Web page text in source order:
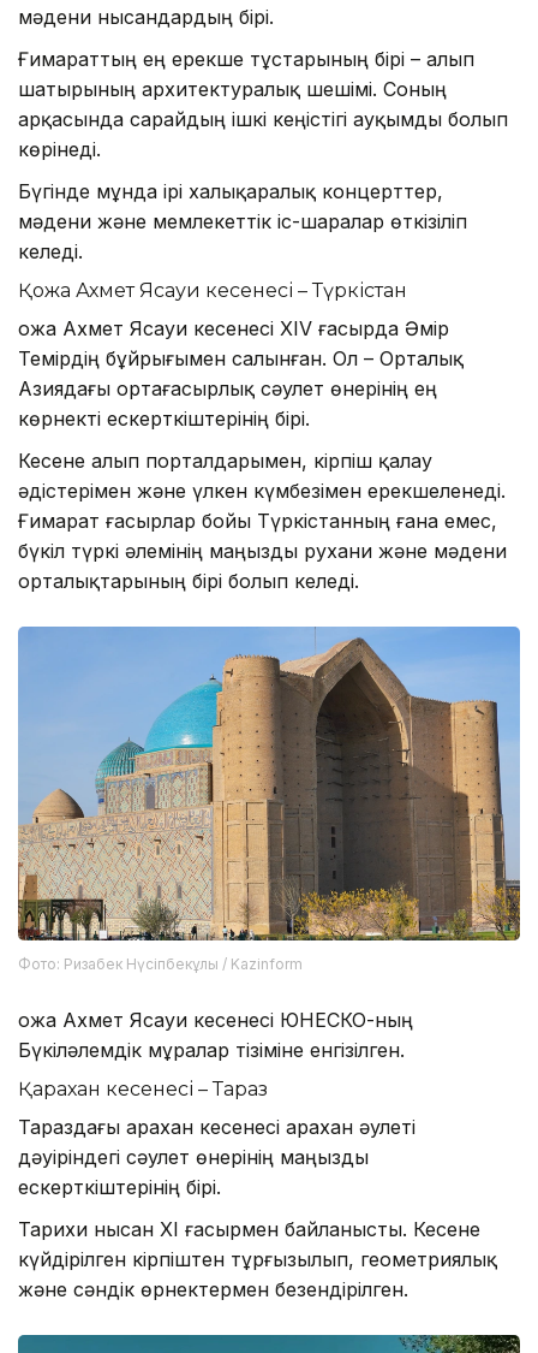
мәдени нысандардың бірі.
Ғимараттың ең ерекше тұстарының бірі – алып
шатырының архитектуралық шешімі. Соның
арқасында сарайдың ішкі кеңістігі ауқымды болып
көрінеді.
Бүгінде мұнда ірі халықаралық концерттер,
мәдени және мемлекеттік іс-шаралар өткізіліп
келеді.
Қожа Ахмет Ясауи кесенесі – Түркістан
Қожа Ахмет Ясауи кесенесі XIV ғасырда Әмір
Темірдің бұйрығымен салынған. Ол – Орталық
Азиядағы ортағасырлық сәулет өнерінің ең
көрнекті ескерткіштерінің бірі.
Кесене алып порталдарымен, кірпіш қалау
әдістерімен және үлкен күмбезімен ерекшеленеді.
Ғимарат ғасырлар бойы Түркістанның ғана емес,
бүкіл түркі әлемінің маңызды рухани және мәдени
орталықтарының бірі болып келеді.
Фото: Ризабек Нүсіпбекұлы / Kazinform
Қожа Ахмет Ясауи кесенесі ЮНЕСКО-ның
Бүкіләлемдік мұралар тізіміне енгізілген.
Қарахан кесенесі – Тараз
Тараздағы Қарахан кесенесі Қарахан әулеті
дәуіріндегі сәулет өнерінің маңызды
ескерткіштерінің бірі.
Тарихи нысан XI ғасырмен байланысты. Кесене
күйдірілген кірпіштен тұрғызылып, геометриялық
және сәндік өрнектермен безендірілген.